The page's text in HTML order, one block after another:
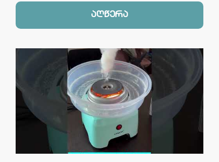
აღწერა